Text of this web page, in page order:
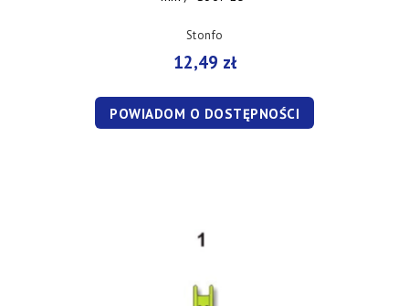
Stonfo
12,49 zł
POWIADOM O DOSTĘPNOŚCI